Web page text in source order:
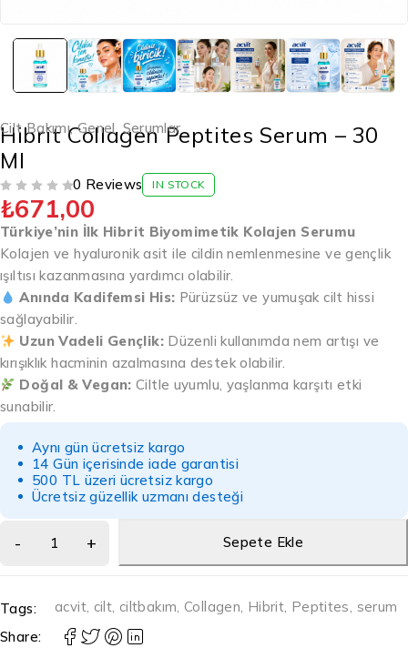
Cilt Bakımı,Genel,Serumlar
Hibrit Collagen Peptites Serum – 30
Ml
0 Reviews IN STOCK
₺671,00
Türkiye’nin İlk Hibrit Biyomimetik Kolajen Serumu
Kolajen ve hyaluronik asit ile cildin nemlenmesine ve gençlik
ışıltısı kazanmasına yardımcı olabilir.
Anında Kadifemsi His: Pürüzsüz ve yumuşak cilt hissi
sağlayabilir.
Uzun Vadeli Gençlik:Düzenli kullanımda nem artışı ve
kırışıklık hacminin azalmasına destek olabilir.
Doğal & Vegan: Ciltle uyumlu, yaşlanma karşıtı etki
sunabilir.
Aynı gün ücretsiz kargo
14 Gün içerisinde iade garantisi
500 TL üzeri ücretsiz kargo
Ücretsiz güzellik uzmanı desteği
Sepete Ekle
Tags: acvit, cilt, ciltbakım, Collagen, Hibrit, Peptites, serum
Share: